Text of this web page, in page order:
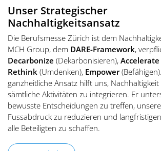
Unser Strategischer
Nachhaltigkeitsansatz
Die Berufsmesse Zürich ist dem
MCH Group, dem DARE-Framework,
Decarbonize (Dekarbonisieren), Accelerate
Rethink (Umdenken), Empower
ganzheitliche Ansatz hilft uns,
sämtliche Aktivitäten zu integrieren. Er
bewusste Entscheidungen zu treffen,
Fussabdruck zu reduzieren und
alle Beteiligten zu schaffen.